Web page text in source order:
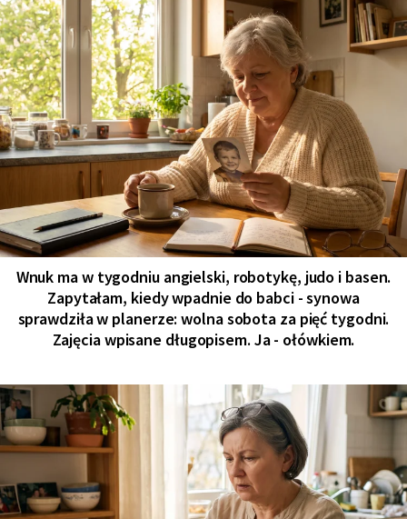
Wnuk ma w tygodniu angielski, robotykę, judo i basen.
Zapytałam, kiedy wpadnie do babci - synowa
sprawdziła w planerze: wolna sobota za pięć tygodni.
Zajęcia wpisane długopisem. Ja - ołówkiem.